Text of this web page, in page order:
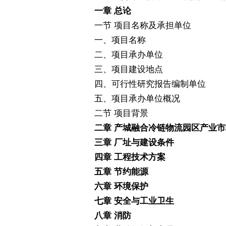
一章 总论
一节 项目名称及承担单位
一、项目名称
二、项目承办单位
三、项目建设地点
四、可行性研究报告编制单位
五、项目承办单位概况
二节 项目背景
二章 产城融合冷链物流园区产业
三章 厂址与建设条件
四章 工程技术方案
五章 节约能源
六章 环境保护
七章 安全与工业卫生
八章 消防